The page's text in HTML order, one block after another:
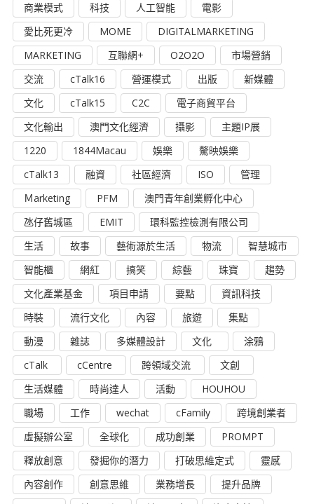
商業模式
科技 人工智能
電影
愛比死更冷
MOME
DIGITALMARKETING
MARKETING
互聯網+ O2O2O
市場營銷
交流
cTalk16 營運模式 出版
新媒體
文化
cTalk15 C2C
電子商貿平台
文化輸出
澳門文化經濟 攝影
主題IP展
1220
1844Macau 娛樂
驁映娛樂
cTalk13
融資 社區經濟 ISO
管理
Ｍarketing
PFM
澳門青年創業孵化中心
氹仔舊城區
EMIT
環科監控檢測有限公司
生活
故事 藝術源於生活 物流
智慧城市
智能櫃
網紅 搞笑 綜藝 珠寶
趨勢
文化產業基金
項目申請 要點
資訊科技
時裝
流行文化 內容 旅遊
集點
動漫
雜誌 多媒體設計 文化
涂鴉
cTalk
cCentre 跨領域交流
文創
生活媒體
時尚達人 活動
HOUHOU
職場
工作 wechat cFamily
跨境創業者
虛擬辦公室
全球化 成功創業
PROMPT
釋放創意
發掘你的潛力 打破思維定式
靈感
內容創作
創意思維 業務增長
提升品牌